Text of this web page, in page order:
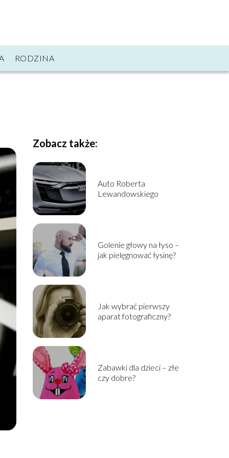
RODZINA
Zobacz także:
Auto Roberta
Lewandowskiego
Golenie głowy na łyso –
jak pielęgnować łysinę?
Jak wybrać pierwszy
aparat fotograficzny?
Zabawki dla dzieci – złe
czy dobre?